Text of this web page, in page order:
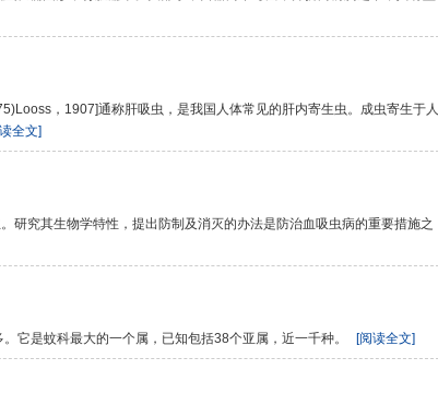
，1907]通称肝吸虫，是我国人体常见的肝内寄生虫。成虫寄生于人
全文]
研究其生物学特性，提出防制及消灭的办法是防治血吸虫病的重要措施之
它是蚊科最大的一个属，已知包括38个亚属，近一千种。 [阅读全文]